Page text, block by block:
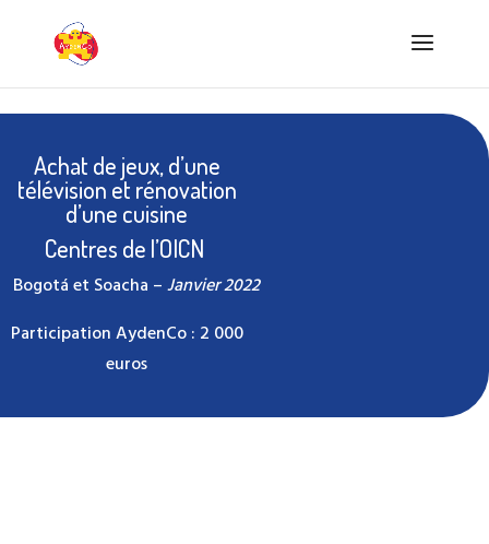
Achat de jeux, d’une
télévision et rénovation
d’une cuisine
Centres de l’OICN
Bogotá et Soacha –Janvier 2022
Participation AydenCo : 2 000
euros